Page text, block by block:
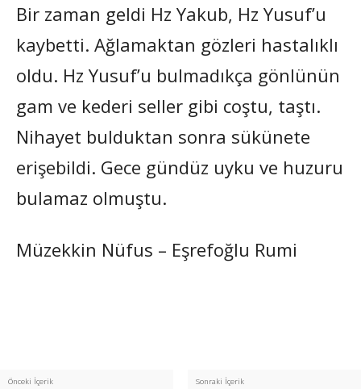
Bir zaman geldi Hz Yakub, Hz Yusuf’u
kaybetti. Ağlamaktan gözleri hastalıklı
oldu. Hz Yusuf’u bulmadıkça gönlünün
gam ve kederi seller gibi coştu, taştı.
Nihayet bulduktan sonra sükünete
erişebildi. Gece gündüz uyku ve huzuru
bulamaz olmuştu.
Müzekkin Nüfus – Eşrefoğlu Rumi
Önceki İçerik Sonraki İçerik